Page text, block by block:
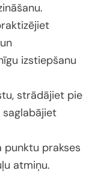
izstiepšanu
strādājiet pie
saglabājiet
punktu prakses
atmiņu.